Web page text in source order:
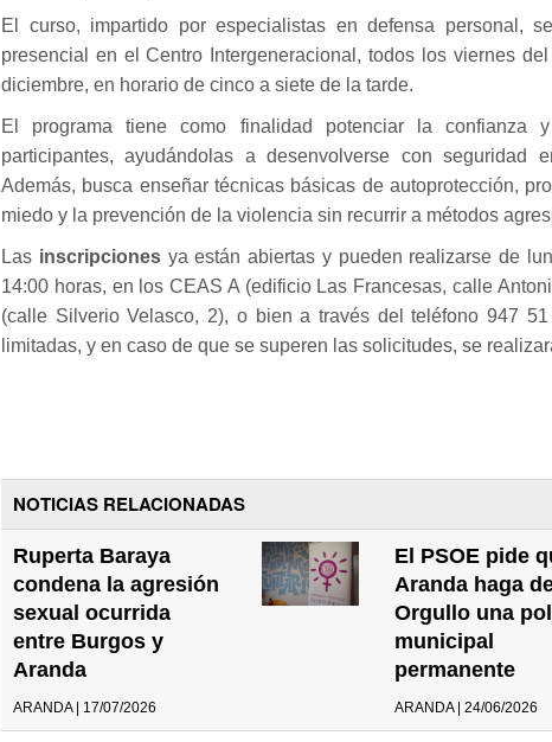
El curso, impartido por especialistas en defensa personal,
presencial en el Centro Intergeneracional, todos los viernes
diciembre, en horario de cinco a siete de la tarde.
El programa tiene como finalidad potenciar la confianza
participantes, ayudándolas a desenvolverse con seguridad
Además, busca enseñar técnicas básicas de autoprotección,
miedo y la prevención de la violencia sin recurrir a métodos
Las inscripcionesya están abiertas y pueden realizarse de
14:00 horas, en los CEAS A (edificio Las Francesas, calle
(calle Silverio Velasco, 2), o bien a través del teléfono 947
limitadas, y en caso de que se superen las solicitudes, se
NOTICIAS RELACIONADAS
Ruperta Baraya
condena la agresión
sexual ocurrida
entre Burgos y
Aranda
ARANDA | 17/07/2026
El PSOE pide
Aranda haga
Orgullo una
municipal
permanente
ARANDA | 24/06/2026